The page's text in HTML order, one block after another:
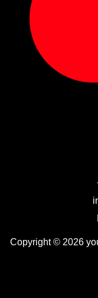
Copyright © 2026